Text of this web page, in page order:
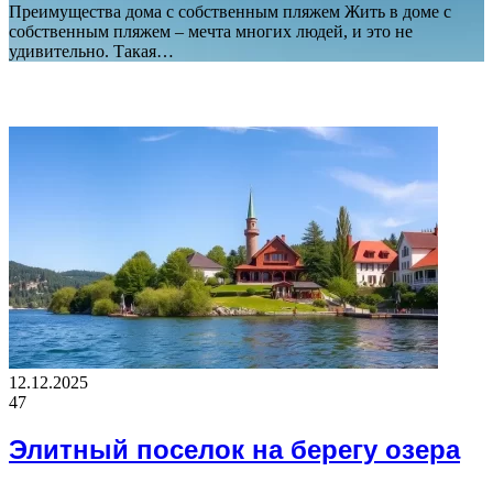
Преимущества дома с собственным пляжем Жить в доме с
собственным пляжем – мечта многих людей, и это не
удивительно. Такая…
12.12.2025
47
Элитный поселок на берегу озера